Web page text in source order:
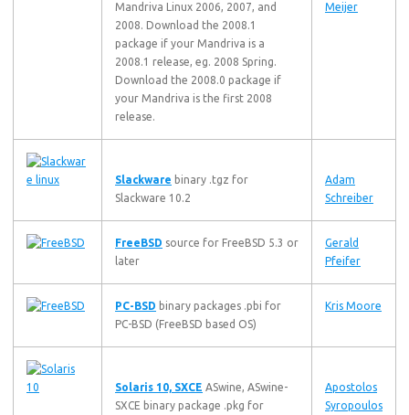
Mandriva Linux 2006, 2007, and
2008. Download the 2008.1
package if your Mandriva is a
2008.1 release, eg. 2008 Spring.
Download the 2008.0 package if
your Mandriva is the first 2008
release.
Meijer
Slackware binary .tgz for
Slackware 10.2
Adam
Schreiber
FreeBSD source for FreeBSD 5.3 or
later
Gerald
Pfeifer
PC-BSD binary packages .pbi for
PC-BSD (FreeBSD based OS)
Kris Moore
Solaris 10, SXCE ASwine, ASwine-
SXCE binary package .pkg for
Apostolos
Syropoulos